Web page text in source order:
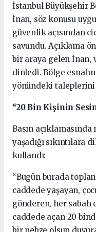
İstanbul Büyükşehir
İnan, söz konusu
güvenlik açısından
savundu. Açıklama
bir araya gelen İnan,
dinledi. Bölge
yönündeki taleplerini
“20 Bin Kişinin
Basın
yaşadığı sıkıntılara
kullandı:
“Bugün burada
caddede yaşayan,
gönderen, her sabah
caddede açan 20
bir nebze olsun